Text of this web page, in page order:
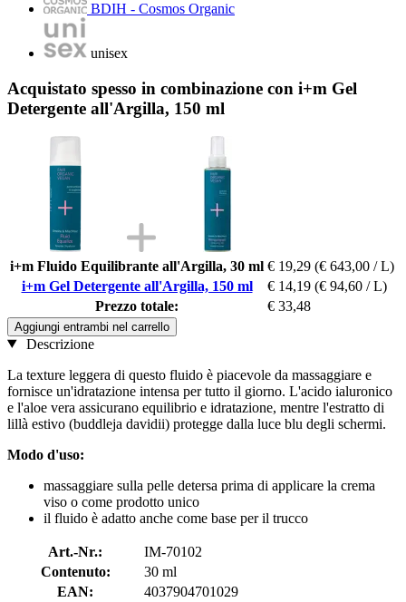
BDIH - Cosmos Organic
unisex
Acquistato spesso in combinazione con i+m Gel
Detergente all'Argilla, 150 ml
i+m Fluido Equilibrante all'Argilla, 30 ml € 19,29 (€ 643,00 / L)
i+m Gel Detergente all'Argilla, 150 ml
€ 14,19 (€ 94,60 / L)
Prezzo totale:
€ 33,48
Aggiungi entrambi nel carrello
Descrizione
La texture leggera di questo fluido è piacevole da massaggiare e
fornisce un'idratazione intensa per tutto il giorno. L'acido ialuronico
e l'aloe vera assicurano equilibrio e idratazione, mentre l'estratto di
lillà estivo (buddleja davidii) protegge dalla luce blu degli schermi.
Modo d'uso:
massaggiare sulla pelle detersa prima di applicare la crema
viso o come prodotto unico
il fluido è adatto anche come base per il trucco
Art.-Nr.:
IM-70102
Contenuto:
30 ml
EAN:
4037904701029